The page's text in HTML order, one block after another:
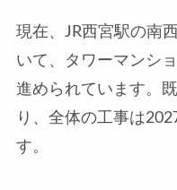
現在、JR西宮駅の南
いて、タワーマンシ
進められています。
り、全体の工事は
す。